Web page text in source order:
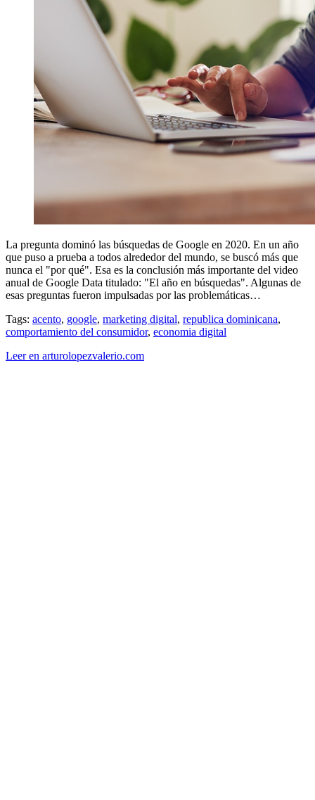
La pregunta dominó las búsquedas de Google en 2020. En un año
que puso a prueba a todos alrededor del mundo, se buscó más que
nunca el "por qué". Esa es la conclusión más importante del video
anual de Google Data titulado: "El año en búsquedas". Algunas de
esas preguntas fueron impulsadas por las problemáticas…
Tags: acento, google, marketing digital, republica dominicana,
comportamiento del consumidor, economia digital
Leer en arturolopezvalerio.com